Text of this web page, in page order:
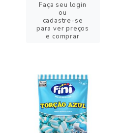
Faça seu login
ou
cadastre-se
para ver preços
e comprar